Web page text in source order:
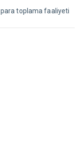
para toplama faaliyeti